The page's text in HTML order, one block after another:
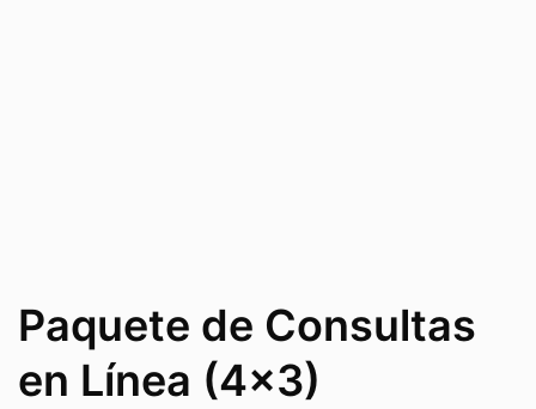
Paquete de Consultas
en Línea (4x3)